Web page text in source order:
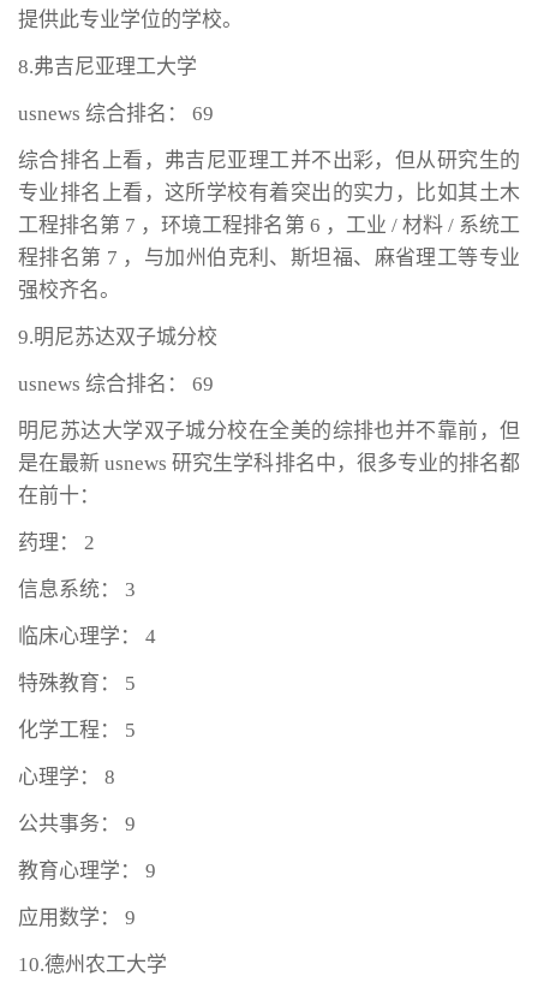
提供此专业学位的学校。
8.弗吉尼亚理工大学
usnews 综合排名： 69
综合排名上看，弗吉尼亚理工并不出彩，但从研究生的
专业排名上看，这所学校有着突出的实力，比如其土木
工程排名第 7 ，环境工程排名第 6 ，工业 / 材料 / 系统工
程排名第 7 ，与加州伯克利、斯坦福、麻省理工等专业
强校齐名。
9.明尼苏达双子城分校
usnews 综合排名： 69
明尼苏达大学双子城分校在全美的综排也并不靠前，但
是在最新 usnews 研究生学科排名中，很多专业的排名都
在前十：
药理： 2
信息系统： 3
临床心理学： 4
特殊教育： 5
化学工程： 5
心理学： 8
公共事务： 9
教育心理学： 9
应用数学： 9
10.德州农工大学